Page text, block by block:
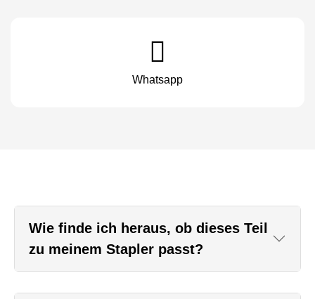
Whatsapp
Wie finde ich heraus, ob dieses Teil
zu meinem Stapler passt?